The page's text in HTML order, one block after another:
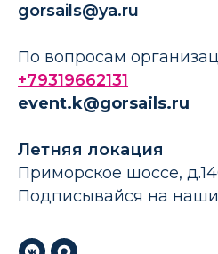
gorsails@ya.ru
По вопросам
+79319662131
event.k@gorsails.ru
Летняя локация
Приморское шоссе,
Подписывайся на наши